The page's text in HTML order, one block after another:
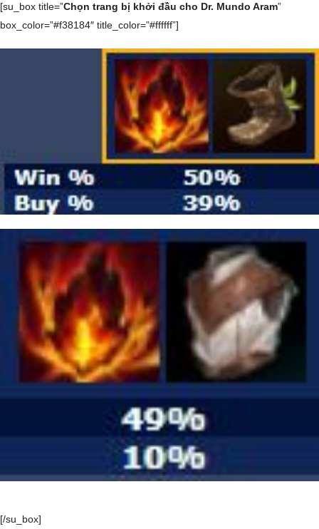
[su_box title=”Chọn trang bị khởi đầu cho Dr. Mundo Aram”
box_color=”#f38184″ title_color=”#ffffff”]
[/su_box]